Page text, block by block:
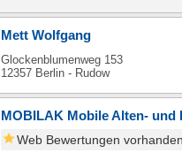
Mett Wolfgang
Glockenblumenweg 153
12357 Berlin - Rudow
MOBILAK Mobile Alten- und
Web Bewertungen vorhanden